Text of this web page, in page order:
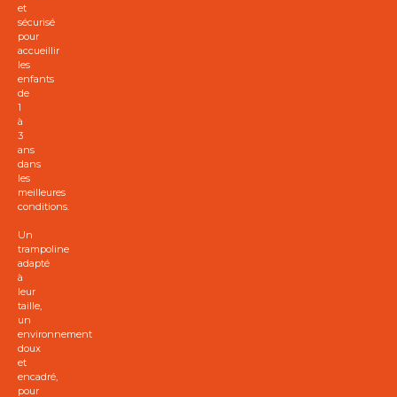
et
sécurisé
pour
accueillir
les
enfants
de
1
à
3
ans
dans
les
meilleures
conditions.
Un
trampoline
adapté
à
leur
taille,
un
environnement
doux
et
encadré,
pour